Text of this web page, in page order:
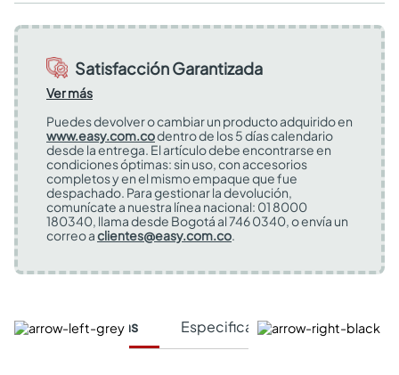
Satisfacción Garantizada
Ver más
Puedes devolver o cambiar un producto adquirido en
www.easy.com.codentro de los 5 días calendario
desde la entrega. El artículo debe encontrarse en
condiciones óptimas: sin uso, con accesorios
completos y en el mismo empaque que fue
despachado. Para gestionar la devolución,
comunícate a nuestra línea nacional: 01 8000
180340, llama desde Bogotá al 746 0340, o envía un
correo aclientes@easy.com.co.
Características Especificaciones Técnicas